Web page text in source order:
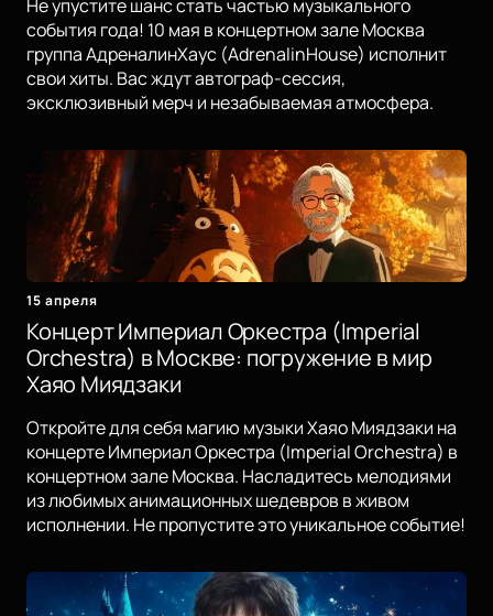
Не упустите шанс стать частью музыкального
события года! 10 мая в концертном зале Москва
группа АдреналинХаус (AdrenalinHouse) исполнит
свои хиты. Вас ждут автограф-сессия,
эксклюзивный мерч и незабываемая атмосфера.
15 апреля
Концерт Империал Оркестра (Imperial
Orchestra) в Москве: погружение в мир
Хаяо Миядзаки
Откройте для себя магию музыки Хаяо Миядзаки на
концерте Империал Оркестра (Imperial Orchestra) в
концертном зале Москва. Насладитесь мелодиями
из любимых анимационных шедевров в живом
исполнении. Не пропустите это уникальное событие!